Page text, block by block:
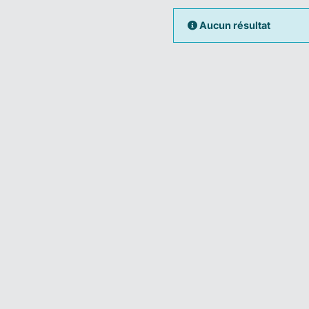
Aucun résultat